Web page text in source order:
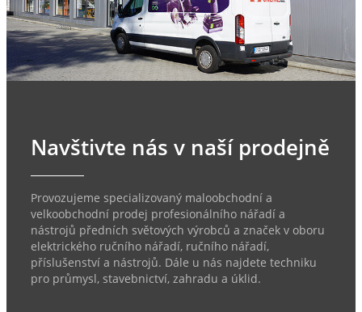
Navštivte nás v naší prodejně
Provozujeme specializovaný maloobchodní a
velkoobchodní prodej profesionálního nářadí a
nástrojů předních světových výrobců a značek v oboru
elektrického ručního nářadí, ručního nářadí,
příslušenství a nástrojů. Dále u nás najdete techniku
pro průmysl, stavebnictví, zahradu a úklid.